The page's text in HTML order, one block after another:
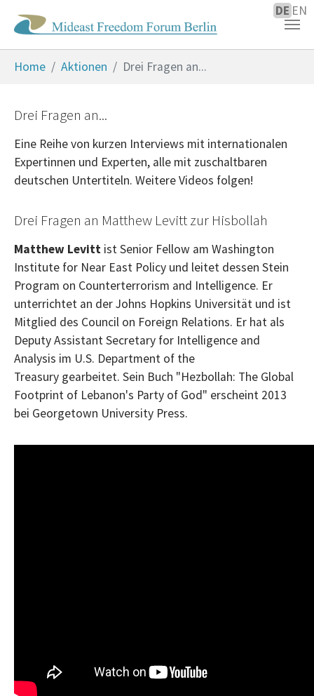
DE EN
Home Aktionen Drei Fragen an...
Drei Fragen an...
Eine Reihe von kurzen Interviews mit internationalen
Expertinnen und Experten, alle mit zuschaltbaren
deutschen Untertiteln. Weitere Videos folgen!
Drei Fragen an Matthew Levitt zur Hisbollah
Matthew Levitt ist Senior Fellow am Washington
Institute for Near East Policy und leitet dessen Stein
Program on Counterterrorism and Intelligence. Er
unterrichtet an der Johns Hopkins Universität und ist
Mitglied des Council on Foreign Relations. Er hat als
Deputy Assistant Secretary for Intelligence and
Analysis im U.S. Department of the
Treasury gearbeitet. Sein Buch "Hezbollah: The Global
Footprint of Lebanon's Party of God" erscheint 2013
bei Georgetown University Press.